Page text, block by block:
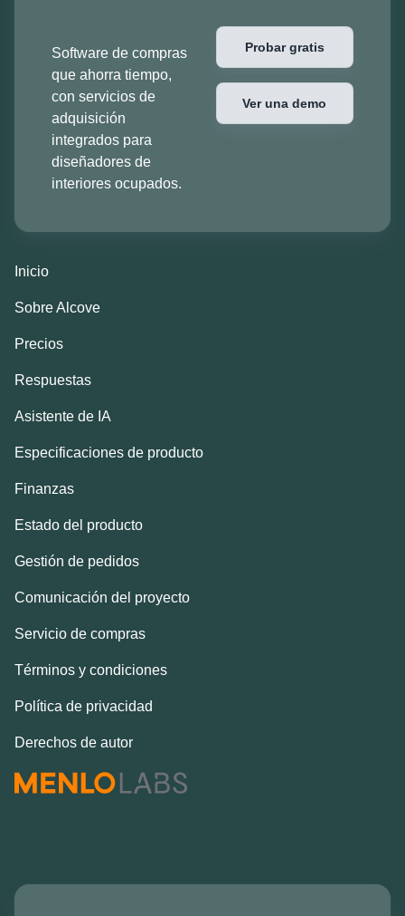
Software de compras
que ahorra tiempo,
con servicios de
adquisición
integrados para
diseñadores de
interiores ocupados.
Probar gratis
Ver una demo
Inicio
Sobre Alcove
Precios
Respuestas
Asistente de IA
Especificaciones de producto
Finanzas
Estado del producto
Gestión de pedidos
Comunicación del proyecto
Servicio de compras
Términos y condiciones
Política de privacidad
Derechos de autor